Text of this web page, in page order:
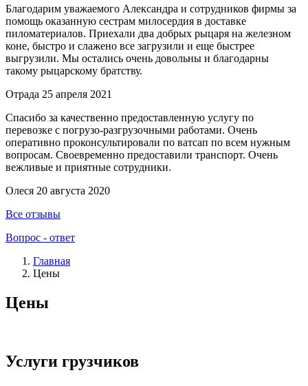
Благодарим уважаемого Александра и сотрудников фирмы за
помощь оказанную сестрам милосердия в доставке
пиломатериалов. Приехали два добрых рыцаря на железном
коне, быстро и слажено все загрузили и еще быстрее
выгрузили. Мы остались очень довольны и благодарны
такому рыцарскому братству.
Отрада 25 апреля 2021
Спасибо за качественно предоставленную услугу по
перевозке с погрузо-разгрузочными работами. Очень
оперативно проконсультировали по ватсап по всем нужным
вопросам. Своевременно предоставили транспорт. Очень
вежливые и приятные сотрудники.
Олеся 20 августа 2020
Все отзывы
Вопрос - ответ
Главная
Цены
Цены
Услуги грузчиков